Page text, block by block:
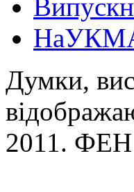
Думки,
2011.